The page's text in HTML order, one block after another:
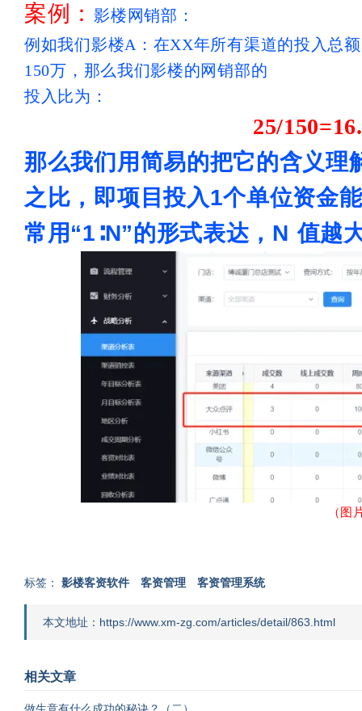
案例：影楼网销部：
例如我们影楼A：在XX年所有渠道的投入总
150万，那么我们影楼的网销部的
投入比为 ：
25/
那么我们用简易的把它的含义理
之比，即项目投入1个单位资金
常用“1∶N”的形式表达，N 值越
（图片：智谷客
标签： 影楼客资软件 客资管理 客资管理系统
本文地址：https://www.xm-zg.com/articles/detail/863.html
相关文章